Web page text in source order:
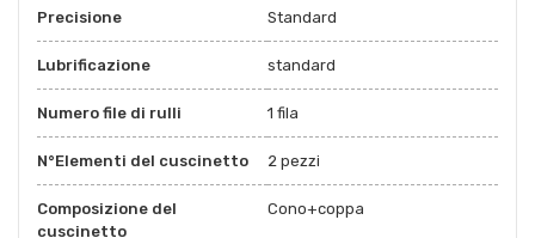
Precisione Standard
Lubrificazione standard
Numero file di rulli 1 fila
N°Elementi del cuscinetto 2 pezzi
Composizione del
cuscinetto
Cono+coppa